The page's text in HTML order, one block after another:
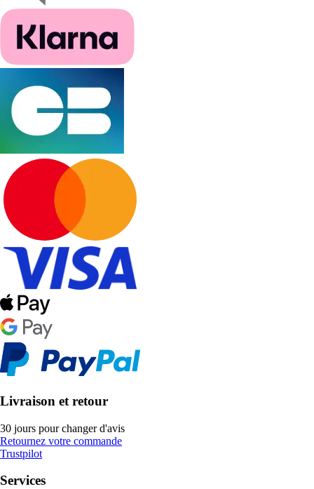
Livraison et retour
30 jours pour changer d'avis
Retournez votre commande
Trustpilot
Services